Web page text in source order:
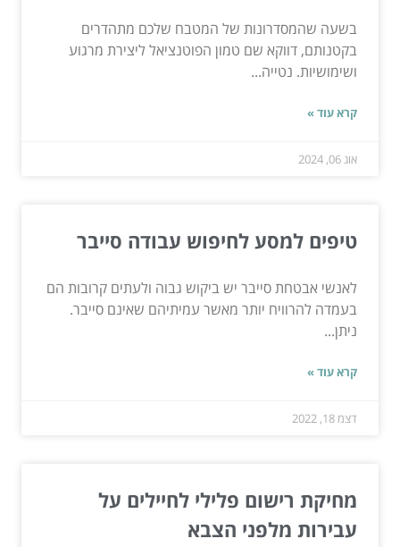
בשעה שהמסדרונות של המטבח שלכם מתהדרים
בקטנותם, דווקא שם טמון הפוטנציאל ליצירת מרגוע
ושימושיות. נטייה...
קרא עוד »
אוג 06, 2024
טיפים למסע לחיפוש עבודה סייבר
לאנשי אבטחת סייבר יש ביקוש גבוה ולעתים קרובות הם
בעמדה להרוויח יותר מאשר עמיתיהם שאינם סייבר.
ניתן...
קרא עוד »
דצמ 18, 2022
מחיקת רישום פלילי לחיילים על
עבירות מלפני הצבא